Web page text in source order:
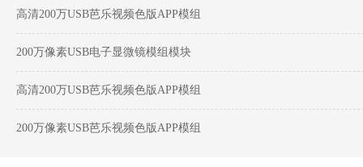
高清200万USB芭乐视频色版APP模组
200万像素USB电子显微镜模组模块
高清200万USB芭乐视频色版APP模组
200万像素USB芭乐视频色版APP模组